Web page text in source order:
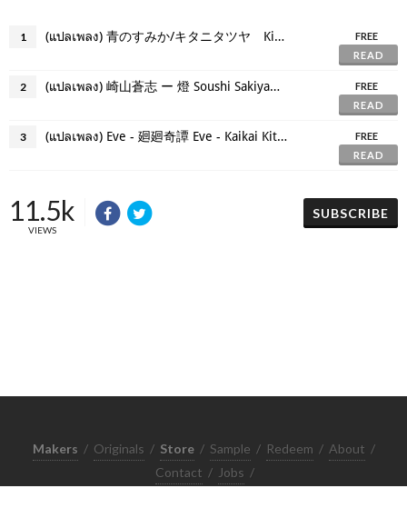
1 (แปลเพลง) 青のすみか/キタニタツヤ Kitani Tatsuya - Where Our Blue Is
FREE
READ
2 (แปลเพลง) 崎山蒼志 ー 燈 Soushi Sakiyama - Akari
FREE
READ
3 (แปลเพลง) Eve - 廻廻奇譚 Eve - Kaikai Kitan
FREE
READ
11.5k
VIEWS
SUBSCRIBE
Makers / Originals / Store / Sample / Redeem / About /
Contact / Jobs /